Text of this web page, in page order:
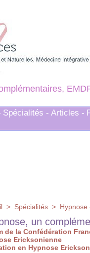
Spécialités - Articles -
> Spécialités > Hypnose
un
de la Confédération
Ericksonienne
en Hypnose